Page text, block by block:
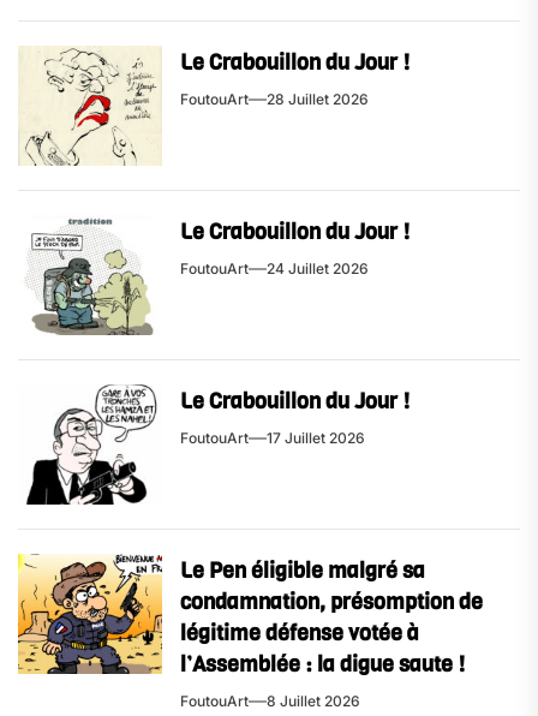
Le Crabouillon du Jour !
FoutouArt 28 Juillet 2026
Le Crabouillon du Jour !
FoutouArt 24 Juillet 2026
Le Crabouillon du Jour !
FoutouArt 17 Juillet 2026
Le Pen éligible malgré sa
condamnation, présomption de
légitime défense votée à
l’Assemblée : la digue saute !
FoutouArt 8 Juillet 2026